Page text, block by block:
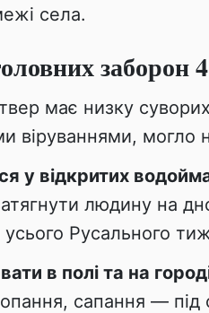
села.
заборон
має низку
віруваннями, могло
у відкритих
людину на
Русального
в полі та на
сапання —